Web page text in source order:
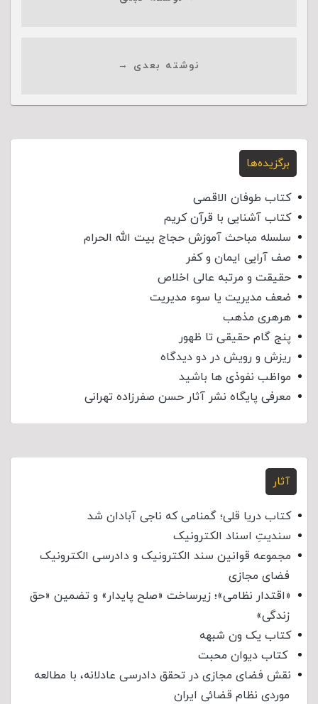
نوشته بعدی →
برگزیده‌ها
کتاب طوفان الاقصی
کتاب آشنایی با قرآن کریم
سلسله مباحث آموزش حجاج بیت الله الحرام
صف آرایی ایمان و کفر
حقیقت و مرتبه عالی اخلاص
ضعف مدیریت یا سوء مدیریت
هرهری مذهب
پنج گام حقیقی تا ظهور
ریزش و رویش در دو دیدگاه
مواظب نفوذی‌ ها باشید
معرفی پایگاه نشر آثار حسن صفرزاده تهرانی
آثار
کتاب دریا قلی؛ گمنامی که ناجی آبادان شد
سندیتِ اسناد الکترونیک
مجموعه قوانین سند الکترونیک و دادرسی الکترونیک
فضای مجازی
«اقتدار نظامی»؛ زیرساخت «صلح پایدار» و تضمین «حق
زندگی»
کتاب یک ون شبهه
کتاب دیوان محبت
نقش فضای مجازی در تحقق دادرسی عادلانه، با مطالعه
موردی نظام قضائی ایران